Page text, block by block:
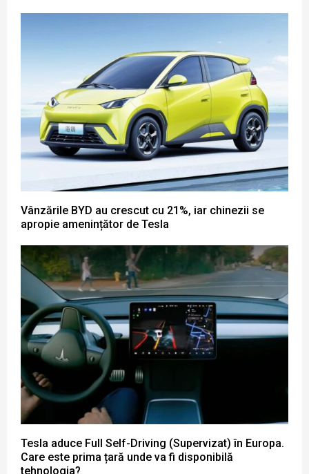
Vânzările BYD au crescut cu 21%, iar chinezii se
apropie amenințător de Tesla
Tesla aduce Full Self-Driving (Supervizat) în Europa.
Care este prima țară unde va fi disponibilă
tehnologia?